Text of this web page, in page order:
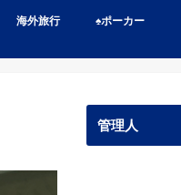
海外旅行 ♠️ポーカー
管理人